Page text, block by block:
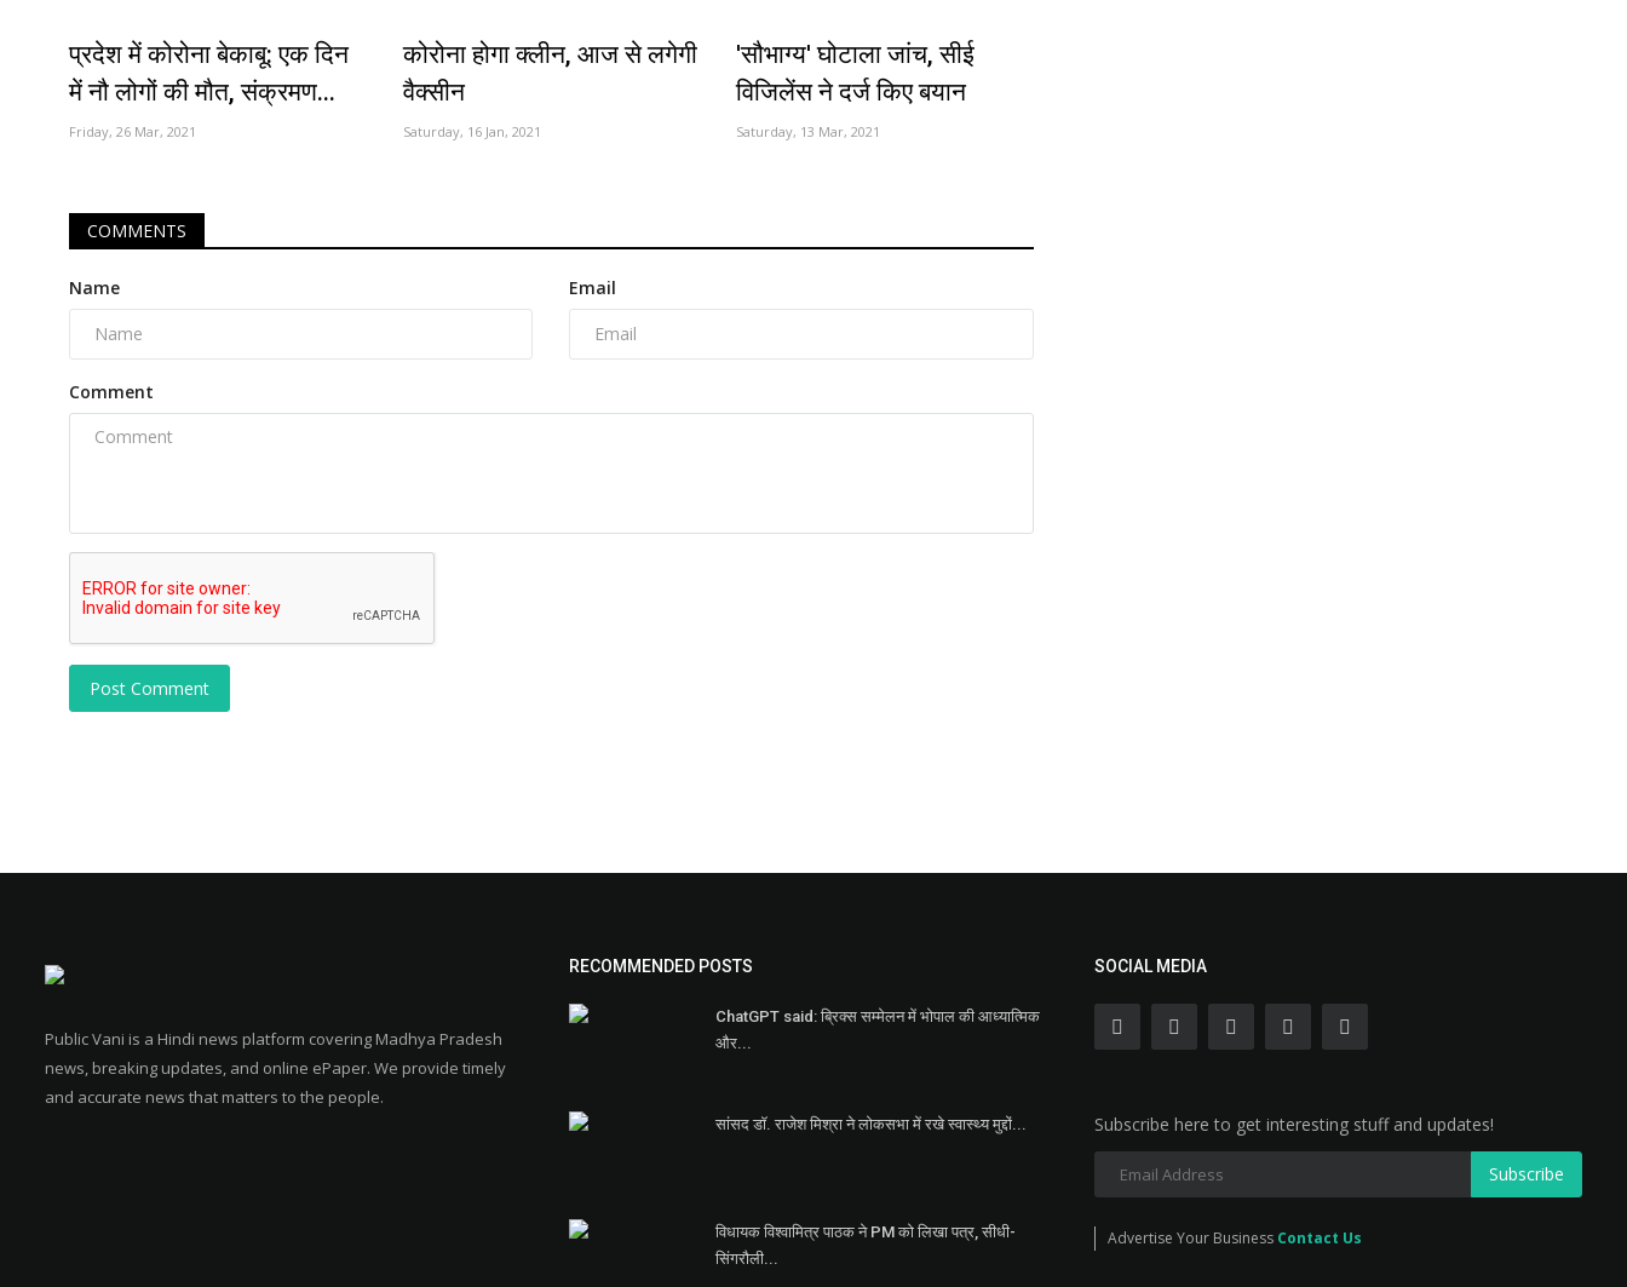
प्रदेश में कोरोना बेकाबू: एक दिन
में नौ लोगों की मौत, संक्रमण...
Friday, 26 Mar, 2021
कोरोना होगा क्लीन, आज से लगेगी
वैक्सीन
Saturday, 16 Jan, 2021
'सौभाग्य' घोटाला जांच, सीई
विजिलेंस ने दर्ज किए बयान
Saturday, 13 Mar, 2021
COMMENTS
Name Email
Comment
Post Comment
Public Vani is a Hindi news platform covering Madhya Pradesh
news, breaking updates, and online ePaper. We provide timely
and accurate news that matters to the people.
RECOMMENDED POSTS
ChatGPT said: ब्रिक्स सम्मेलन में भोपाल की आध्यात्मिक
और...
सांसद डॉ. राजेश मिश्रा ने लोकसभा में रखे स्वास्थ्य मुद्दों...
विधायक विश्वामित्र पाठक ने PM को लिखा पत्र, सीधी-
सिंगरौली...
SOCIAL MEDIA
Subscribe here to get interesting stuff and updates!
Subscribe
Advertise Your Business Contact Us